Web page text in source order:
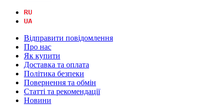
Відправити повідомлення
Про нас
Як купити
Доставка та оплата
Політика безпеки
Повернення та обмін
Статті та рекомендації
Новини